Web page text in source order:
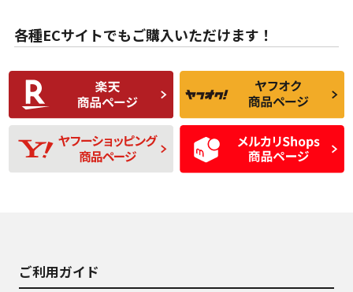
な中古品
んどない中古品
C
比較的きれいな中古
品
C
られるが、使用に問
題のない中古品
D
使用感や目立つ傷が
あり、一般的な中古
品
D
残り溝も少なく、偏
磨耗がみられ、短期
間使用できるくらい
の中古品
各種ECサイトでもご購入いただけます！
ご利用ガイド